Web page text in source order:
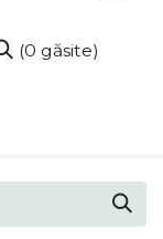
(0 găsite)